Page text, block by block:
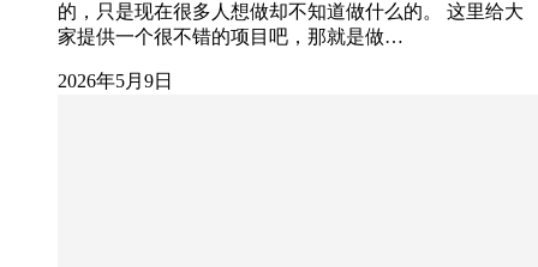
的，只是现在很多人想做却不知道做什么的。 这里给大
家提供一个很不错的项目吧，那就是做…
2026年5月9日